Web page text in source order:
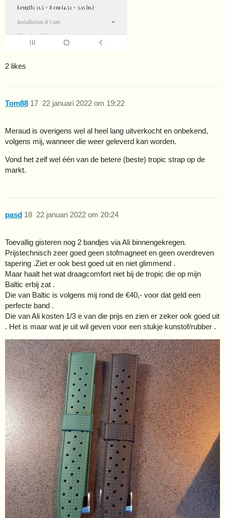
2 likes
Tom88 22 januari 2022 om 19:22
17
Meraud is overigens wel al heel lang uitverkocht en onbekend,
volgens mij, wanneer die weer geleverd kan worden.
Vond het zelf wel één van de betere (beste) tropic strap op de
markt.
pasd 22 januari 2022 om 20:24
18
Toevallig gisteren nog 2 bandjes via Ali binnengekregen.
Prijstechnisch zeer goed geen stofmagneet en geen overdreven
tapering .Ziet er ook best goed uit en niet glimmend .
Maar haalt het wat draagcomfort niet bij de tropic die op mijn
Baltic erbij zat .
Die van Baltic is volgens mij rond de €40,- voor dat geld een
perfecte band .
Die van Ali kosten 1/3 e van die prijs en zien er zeker ook goed uit
. Het is maar wat je uit wil geven voor een stukje kunstof/rubber .